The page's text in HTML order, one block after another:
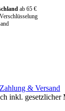
ab 65 €
Zahlung & Versand
inkl.